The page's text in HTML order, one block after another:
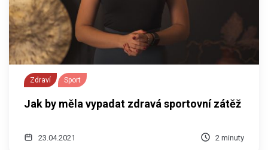
Zdraví Sport
Jak by měla vypadat zdravá sportovní zátěž
23.04.2021 2 minuty